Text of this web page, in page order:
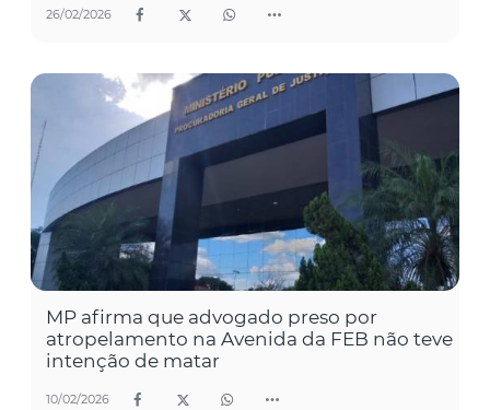
26/02/2026
MP afirma que advogado preso por
atropelamento na Avenida da FEB não teve
intenção de matar
10/02/2026